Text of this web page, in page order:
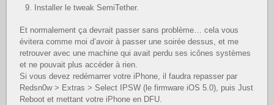
Installer le tweak SemiTether.
Et normalement ça devrait passer sans problème… cela vous
évitera comme moi d’avoir à passer une soirée dessus, et me
retrouver avec une machine qui avait perdu ses icônes systèmes
et ne pouvait plus accéder à rien.
Si vous devez redémarrer votre iPhone, il faudra repasser par
Redsn0w > Extras > Select IPSW (le firmware iOS 5.0), puis Just
Reboot et mettant votre iPhone en DFU.